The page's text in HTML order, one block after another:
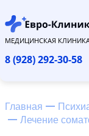
МЕДИЦИНСКАЯ
8 (928) 292-30-58
Главная
Лечение